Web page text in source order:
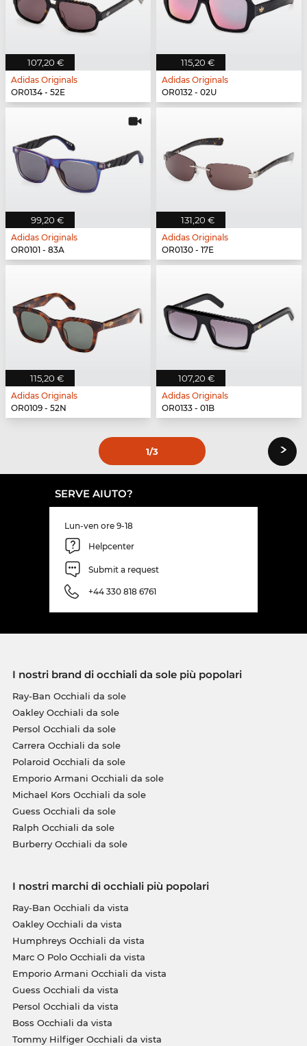
107,20 €
Adidas Originals
OR0134 - 52E
115,20 €
Adidas Originals
OR0132 - 02U
99,20 €
Adidas Originals
OR0101 - 83A
131,20 €
Adidas Originals
OR0130 - 17E
115,20 €
Adidas Originals
OR0109 - 52N
107,20 €
Adidas Originals
OR0133 - 01B
1/3 ›
SERVE AIUTO?
Lun-ven ore 9-18
Helpcenter
Submit a request
+44 330 818 6761
I nostri brand di occhiali da sole più popolari
Ray-Ban Occhiali da sole
Oakley Occhiali da sole
Persol Occhiali da sole
Carrera Occhiali da sole
Polaroid Occhiali da sole
Emporio Armani Occhiali da sole
Michael Kors Occhiali da sole
Guess Occhiali da sole
Ralph Occhiali da sole
Burberry Occhiali da sole
I nostri marchi di occhiali più popolari
Ray-Ban Occhiali da vista
Oakley Occhiali da vista
Humphreys Occhiali da vista
Marc O Polo Occhiali da vista
Emporio Armani Occhiali da vista
Guess Occhiali da vista
Persol Occhiali da vista
Boss Occhiali da vista
Tommy Hilfiger Occhiali da vista